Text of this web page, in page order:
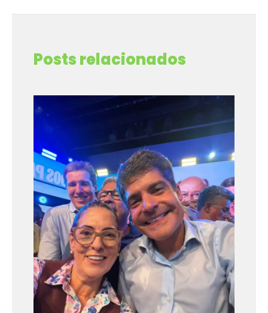
Posts relacionados